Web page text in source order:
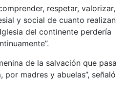
respetar, valorizar,
y social de cuanto realizan
del continente perdería
de la salvación que pasa
por madres y abuelas”, señaló